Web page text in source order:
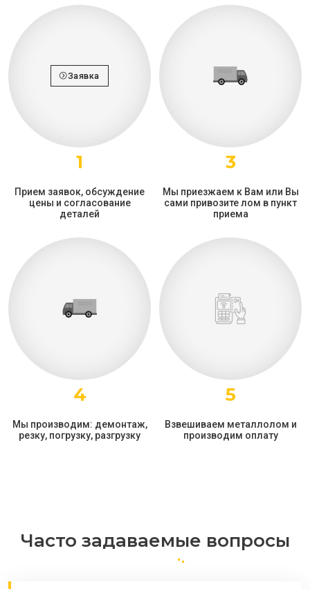
Заявка
1
Прием заявок, обсуждение
цены и согласование
деталей
3
Мы приезжаем к Вам или Вы
сами привозите лом в пункт
приема
4
Мы производим: демонтаж,
резку, погрузку, разгрузку
5
Взвешиваем металлолом и
производим оплату
Часто задаваемые вопросы